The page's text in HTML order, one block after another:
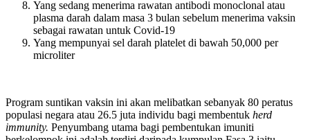
Yang sedang menerima rawatan antibodi monoclonal atau
plasma darah dalam masa 3 bulan sebelum menerima vaksin
sebagai rawatan untuk Covid-19
Yang mempunyai sel darah platelet di bawah 50,000 per
microliter
Program suntikan vaksin ini akan melibatkan sebanyak 80 peratus
populasi negara atau 26.5 juta individu bagi membentuk herd
immunity. Penyumbang utama bagi pembentukan imuniti